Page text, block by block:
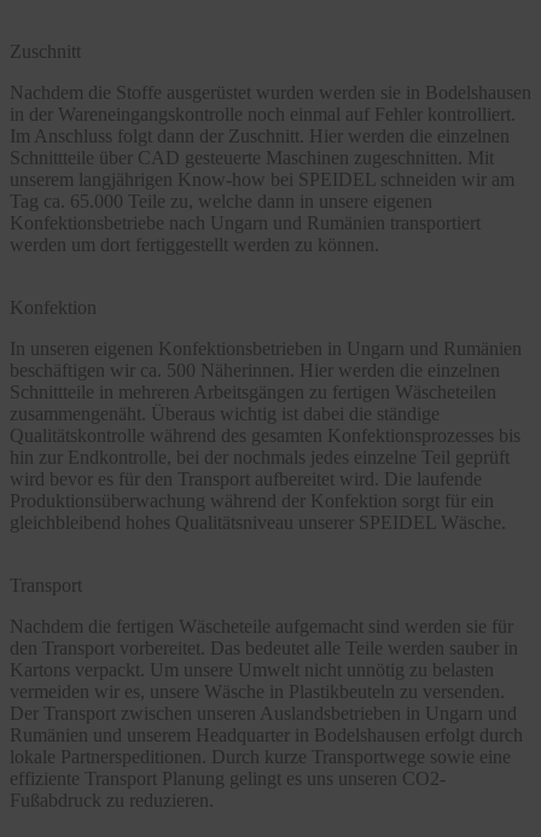
Zuschnitt
Nachdem die Stoffe ausgerüstet wurden werden sie in Bodelshausen
in der Wareneingangskontrolle noch einmal auf Fehler kontrolliert.
Im Anschluss folgt dann der Zuschnitt. Hier werden die einzelnen
Schnittteile über CAD gesteuerte Maschinen zugeschnitten. Mit
unserem langjährigen Know-how bei SPEIDEL schneiden wir am
Tag ca. 65.000 Teile zu, welche dann in unsere eigenen
Konfektionsbetriebe nach Ungarn und Rumänien transportiert
werden um dort fertiggestellt werden zu können.
Konfektion
In unseren eigenen Konfektionsbetrieben in Ungarn und Rumänien
beschäftigen wir ca. 500 Näherinnen. Hier werden die einzelnen
Schnittteile in mehreren Arbeitsgängen zu fertigen Wäscheteilen
zusammengenäht. Überaus wichtig ist dabei die ständige
Qualitätskontrolle während des gesamten Konfektionsprozesses bis
hin zur Endkontrolle, bei der nochmals jedes einzelne Teil geprüft
wird bevor es für den Transport aufbereitet wird. Die laufende
Produktionsüberwachung während der Konfektion sorgt für ein
gleichbleibend hohes Qualitätsniveau unserer SPEIDEL Wäsche.
Transport
Nachdem die fertigen Wäscheteile aufgemacht sind werden sie für
den Transport vorbereitet. Das bedeutet alle Teile werden sauber in
Kartons verpackt. Um unsere Umwelt nicht unnötig zu belasten
vermeiden wir es, unsere Wäsche in Plastikbeuteln zu versenden.
Der Transport zwischen unseren Auslandsbetrieben in Ungarn und
Rumänien und unserem Headquarter in Bodelshausen erfolgt durch
lokale Partnerspeditionen. Durch kurze Transportwege sowie eine
effiziente Transport Planung gelingt es uns unseren CO2-
Fußabdruck zu reduzieren.